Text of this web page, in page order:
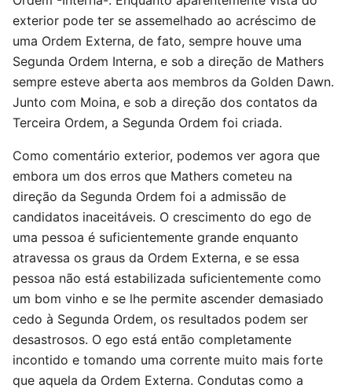
exterior pode ter se assemelhado ao acréscimo de
uma Ordem Externa, de fato, sempre houve uma
Segunda Ordem Interna, e sob a direção de Mathers
sempre esteve aberta aos membros da Golden Dawn.
Junto com Moina, e sob a direção dos contatos da
Terceira Ordem, a Segunda Ordem foi criada.
Como comentário exterior, podemos ver agora que
embora um dos erros que Mathers cometeu na
direção da Segunda Ordem foi a admissão de
candidatos inaceitáveis. O crescimento do ego de
uma pessoa é suficientemente grande enquanto
atravessa os graus da Ordem Externa, e se essa
pessoa não está estabilizada suficientemente como
um bom vinho e se lhe permite ascender demasiado
cedo à Segunda Ordem, os resultados podem ser
desastrosos. O ego está então completamente
incontido e tomando uma corrente muito mais forte
que aquela da Ordem Externa. Condutas como a